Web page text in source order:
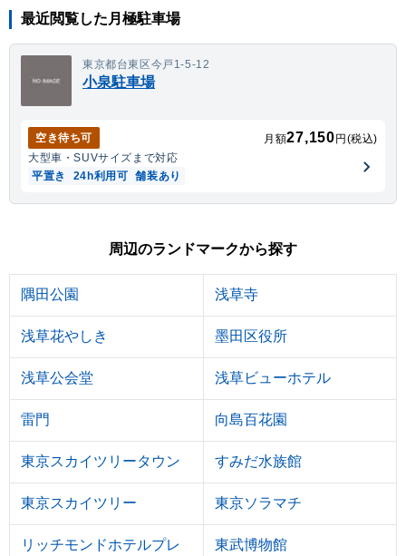
最近閲覧した月極駐車場
東京都台東区今戸1-5-12
小泉駐車場
空き待ち可 月額27,150 円(税込)
大型車・SUVサイズまで対応
平置き
24h利用可 舗装あり
周辺のランドマークから探す
隅田公園 浅草寺
浅草花やしき 墨田区役所
浅草公会堂 浅草ビューホテル
雷門 向島百花園
東京スカイツリータウン すみだ水族館
東京スカイツリー 東京ソラマチ
リッチモンドホテルプレ 東武博物館